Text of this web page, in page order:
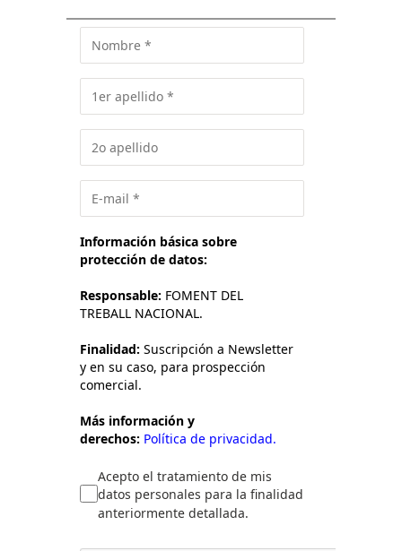
Información básica sobre
protección de datos:
Responsable: FOMENT DEL
TREBALL NACIONAL.
Finalidad: Suscripción a Newsletter
y en su caso, para prospección
comercial.
Más información y
derechos: Política de privacidad.
Acepto el tratamiento de mis
datos personales para la finalidad
anteriormente detallada.